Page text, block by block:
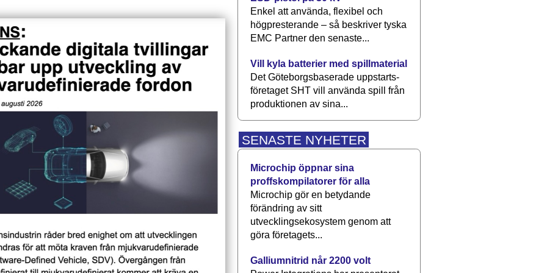
Enkel att använda, flexibel och
högpresterande – så beskriver tyska
EMC Partner den senaste...
Vill kyla batterier med spillmaterial
Det Göteborgsbaserade upp­starts­
företaget SHT vill använda spill från
produktionen av sina...
SENASTE NYHETER
Microchip öppnar sina
proffskompilatorer för alla
Microchip gör en betydande
förändring av sitt
utvecklingsekosystem genom att
göra företagets...
Galliumnitrid når 2200 volt